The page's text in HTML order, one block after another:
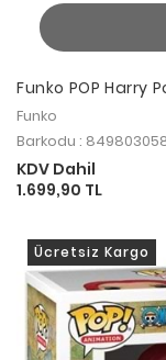
Funko POP Harry
Funko
Barkodu :
KDV Dahil
1.699,90 TL
Ücretsiz Kargo